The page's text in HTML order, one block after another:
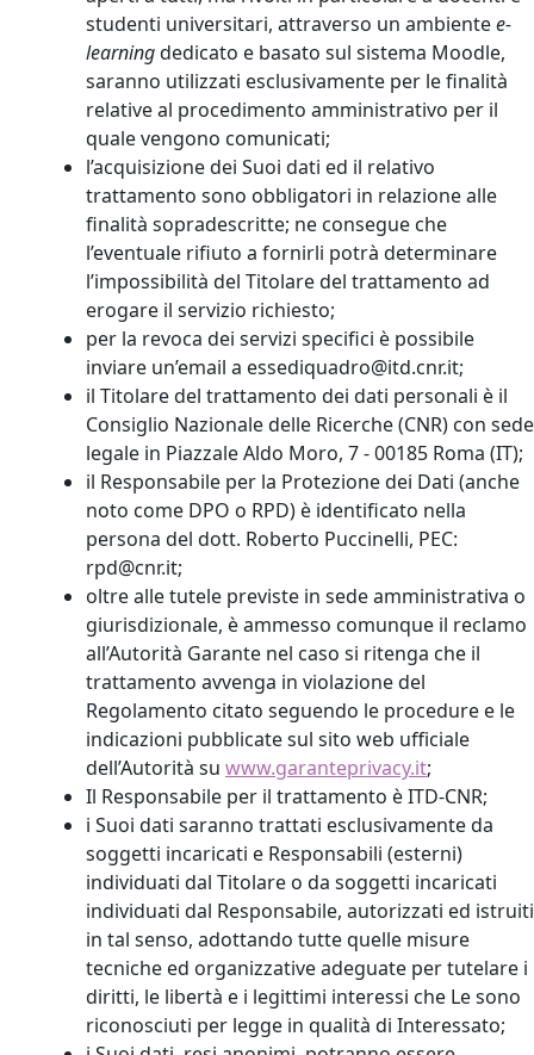
studenti universitari, attraverso un ambientee-
learningdedicato e basato sul sistema Moodle,
saranno utilizzati esclusivamente per le finalità
relative al procedimento amministrativo per il
quale vengono comunicati;
l’acquisizione dei Suoi dati ed il relativo
trattamento sono obbligatori in relazione alle
finalità sopradescritte; ne consegue che
l’eventuale rifiuto a fornirli potrà determinare
l’impossibilità del Titolare del trattamento ad
erogare il servizio richiesto;
per la revoca dei servizi specifici è possibile
inviare un’email a essediquadro@itd.cnr.it;
il Titolare del trattamento dei dati personali è il
Consiglio Nazionale delle Ricerche (CNR) con sede
legale in Piazzale Aldo Moro, 7 - 00185 Roma (IT);
il Responsabile per la Protezione dei Dati (anche
noto come DPO o RPD) è identificato nella
persona del dott. Roberto Puccinelli, PEC:
rpd@cnr.it;
oltre alle tutele previste in sede amministrativa o
giurisdizionale, è ammesso comunque il reclamo
all’Autorità Garante nel caso si ritenga che il
trattamento avvenga in violazione del
Regolamento citato seguendo le procedure e le
indicazioni pubblicate sul sito web ufficiale
dell’Autorità su www.garanteprivacy.it;
Il Responsabile per il trattamento è ITD-CNR;
i Suoi dati saranno trattati esclusivamente da
soggetti incaricati e Responsabili (esterni)
individuati dal Titolare o da soggetti incaricati
individuati dal Responsabile, autorizzati ed istruiti
in tal senso, adottando tutte quelle misure
tecniche ed organizzative adeguate per tutelare i
diritti, le libertà e i legittimi interessi che Le sono
riconosciuti per legge in qualità di Interessato;